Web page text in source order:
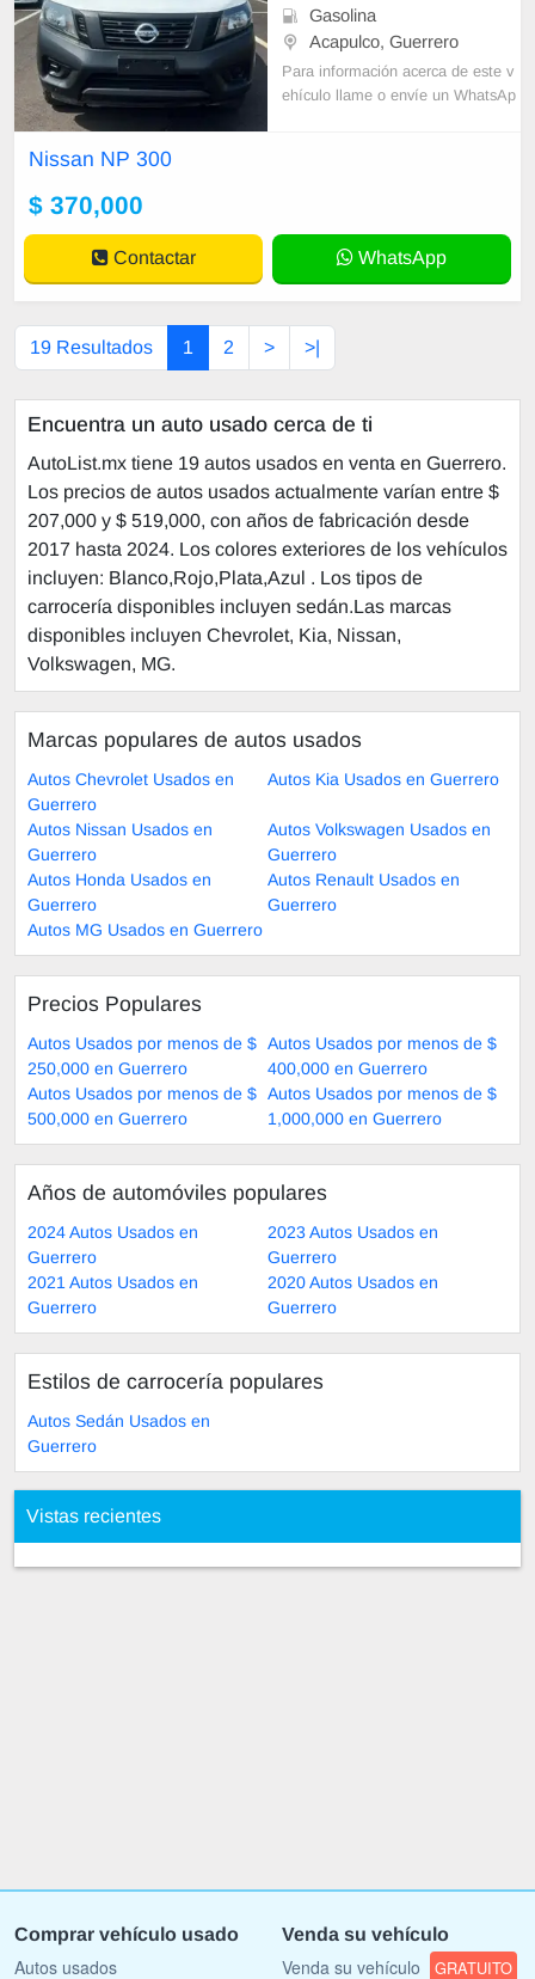
Gasolina
Acapulco, Guerrero
Para información acerca de este v
ehículo llame o envíe un WhatsAp
Nissan NP 300
$ 370,000
Contactar WhatsApp
19 Resultados 1 2 > >|
Encuentra un auto usado cerca de ti
AutoList.mx tiene 19 autos usados en venta en Guerrero.
Los precios de autos usados actualmente varían entre $
207,000 y $ 519,000, con años de fabricación desde
2017 hasta 2024. Los colores exteriores de los vehículos
incluyen: Blanco,Rojo,Plata,Azul . Los tipos de
carrocería disponibles incluyen sedán.Las marcas
disponibles incluyen Chevrolet, Kia, Nissan,
Volkswagen, MG.
Marcas populares de autos usados
Autos Chevrolet Usados en
Guerrero
Autos Kia Usados en Guerrero
Autos Nissan Usados en
Guerrero
Autos Volkswagen Usados en
Guerrero
Autos Honda Usados en
Guerrero
Autos Renault Usados en
Guerrero
Autos MG Usados en Guerrero
Precios Populares
Autos Usados por menos de $
250,000 en Guerrero
Autos Usados por menos de $
400,000 en Guerrero
Autos Usados por menos de $
500,000 en Guerrero
Autos Usados por menos de $
1,000,000 en Guerrero
Años de automóviles populares
2024 Autos Usados en
Guerrero
2023 Autos Usados en
Guerrero
2021 Autos Usados en
Guerrero
2020 Autos Usados en
Guerrero
Estilos de carrocería populares
Autos Sedán Usados en
Guerrero
Vistas recientes
Comprar vehículo usado
Autos usados
Venda su vehículo
Venda su vehículo GRATUITO